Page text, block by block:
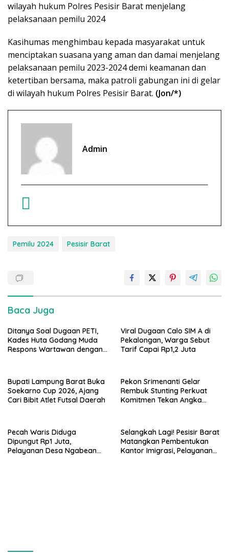
wilayah hukum Polres Pesisir Barat menjelang
pelaksanaan pemilu 2024
Kasihumas menghimbau kepada masyarakat untuk
menciptakan suasana yang aman dan damai menjelang
pelaksanaan pemilu 2023-2024 demi keamanan dan
ketertiban bersama, maka patroli gabungan ini di gelar
di wilayah hukum Polres Pesisir Barat. (Jon/*)
Admin
Pemilu 2024 Pesisir Barat
Baca Juga
Ditanya Soal Dugaan PETI,
Kades Huta Godang Muda
Respons Wartawan dengan
Viral Dugaan Calo SIM A di
Pekalongan, Warga Sebut
Tarif Capai Rp1,2 Juta
Bupati Lampung Barat Buka
Soekarno Cup 2026, Ajang
Cari Bibit Atlet Futsal Daerah
Pekon Srimenanti Gelar
Rembuk Stunting Perkuat
Komitmen Tekan Angka
Pecah Waris Diduga
Dipungut Rp1 Juta,
Pelayanan Desa Ngabean
Selangkah Lagi! Pesisir Barat
Matangkan Pembentukan
Kantor Imigrasi, Pelayanan